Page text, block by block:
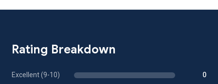
Rating Breakdown
Excellent (9-10) 0